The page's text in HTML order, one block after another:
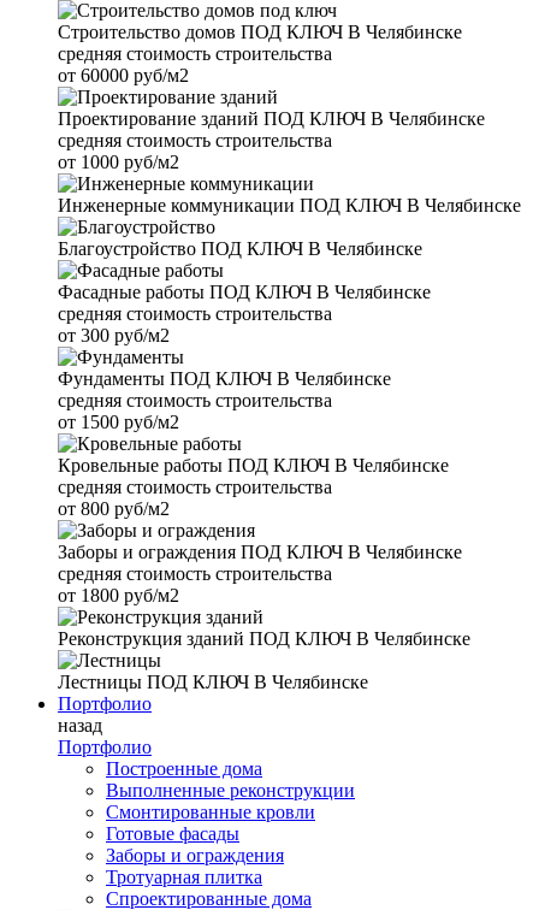
Строительство домов ПОД КЛЮЧ В Челябинске
средняя стоимость строительства
от 60000 руб/м2
Проектирование зданий ПОД КЛЮЧ В Челябинске
средняя стоимость строительства
от 1000 руб/м2
Инженерные коммуникации ПОД КЛЮЧ В Челябинске
Благоустройство ПОД КЛЮЧ В Челябинске
Фасадные работы ПОД КЛЮЧ В Челябинске
средняя стоимость строительства
от 300 руб/м2
Фундаменты ПОД КЛЮЧ В Челябинске
средняя стоимость строительства
от 1500 руб/м2
Кровельные работы ПОД КЛЮЧ В Челябинске
средняя стоимость строительства
от 800 руб/м2
Заборы и ограждения ПОД КЛЮЧ В Челябинске
средняя стоимость строительства
от 1800 руб/м2
Реконструкция зданий ПОД КЛЮЧ В Челябинске
Лестницы ПОД КЛЮЧ В Челябинске
Портфолио
назад
Портфолио
Построенные дома
Выполненные реконструкции
Смонтированные кровли
Готовые фасады
Заборы и ограждения
Тротуарная плитка
Спроектированные дома